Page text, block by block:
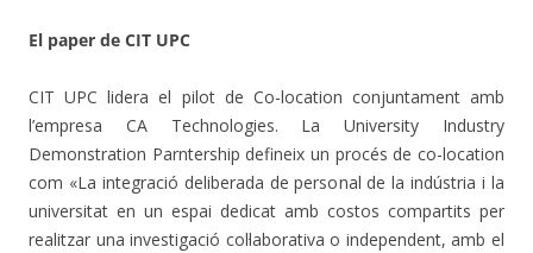
El paper de CIT UPC
CIT UPC lidera el pilot de Co-location conjuntament amb
l’empresa CA Technologies. La University Industry
Demonstration Parntership defineix un procés de co-location
com «La integració deliberada de personal de la indústria i la
universitat en un espai dedicat amb costos compartits per
realitzar una investigació col·laborativa o independent, amb el